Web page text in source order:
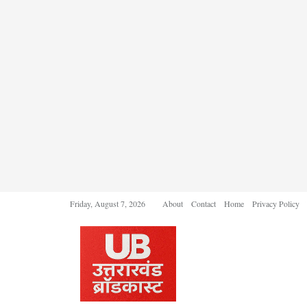
Friday, August 7, 2026 About Contact Home Privacy Policy